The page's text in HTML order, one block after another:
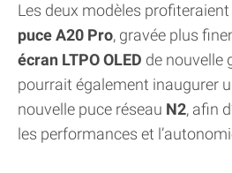
Les deux modèles
puce A20 Pro, gravée plus
écran LTPO OLED de nouvelle
pourrait également inaugurer
nouvelle puce réseau N2, afin
les performances et